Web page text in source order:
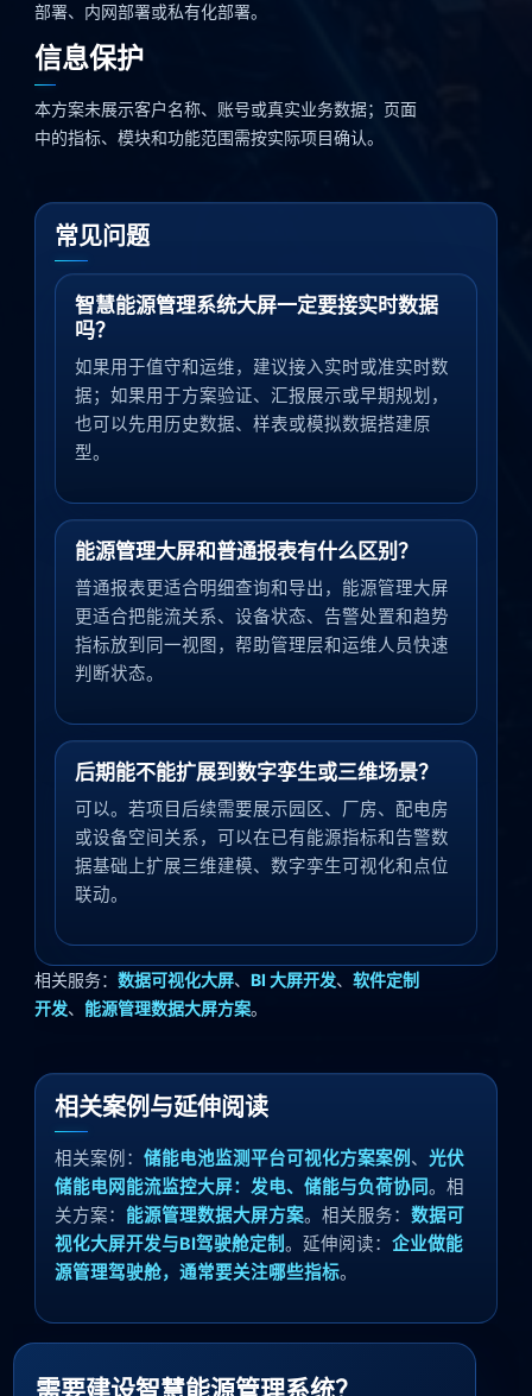
部署、内网部署或私有化部署。
信息保护
本方案未展示客户名称、账号或真实业务数据；页面
中的指标、模块和功能范围需按实际项目确认。
常见问题
智慧能源管理系统大屏一定要接实时数据
吗？
如果用于值守和运维，建议接入实时或准实时数
据；如果用于方案验证、汇报展示或早期规划，
也可以先用历史数据、样表或模拟数据搭建原
型。
能源管理大屏和普通报表有什么区别？
普通报表更适合明细查询和导出，能源管理大屏
更适合把能流关系、设备状态、告警处置和趋势
指标放到同一视图，帮助管理层和运维人员快速
判断状态。
后期能不能扩展到数字孪生或三维场景？
可以。若项目后续需要展示园区、厂房、配电房
或设备空间关系，可以在已有能源指标和告警数
据基础上扩展三维建模、数字孪生可视化和点位
联动。
相关服务： 数据可视化大屏、 BI 大屏开发、 软件定制
开发、 能源管理数据大屏方案。
相关案例与延伸阅读
相关案例： 储能电池监测平台可视化方案案例 、 光伏
储能电网能流监控大屏：发电、储能与负荷协同。相
关方案： 能源管理数据大屏方案。相关服务： 数据可
视化大屏开发与BI驾驶舱定制。延伸阅读： 企业做能
源管理驾驶舱，通常要关注哪些指标。
需要建设智慧能源管理系统？